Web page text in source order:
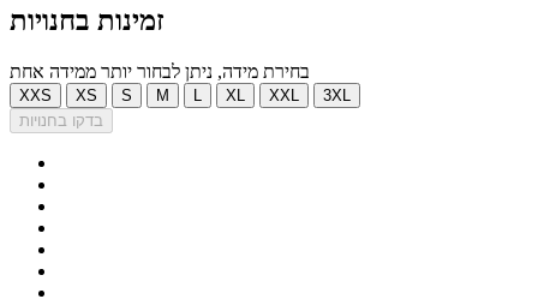
זמינות בחנויות
בחירת מידה, ניתן לבחור יותר ממידה אחת
XXS XS S M XL XXL
3XL
בדקו בחנויות